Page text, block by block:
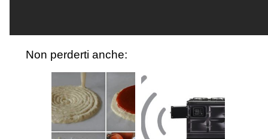
Non perderti anche: